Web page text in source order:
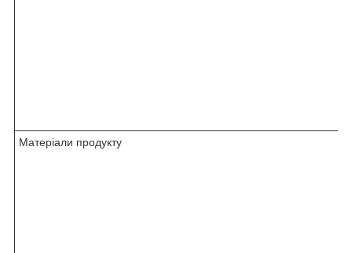
Матеріали продукту